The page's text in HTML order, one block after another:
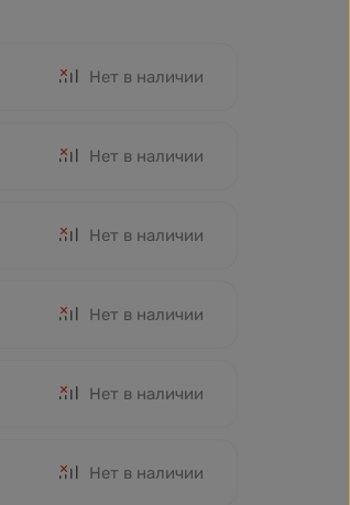
Нет в наличии
Нет в наличии
Нет в наличии
Нет в наличии
Нет в наличии
Нет в наличии